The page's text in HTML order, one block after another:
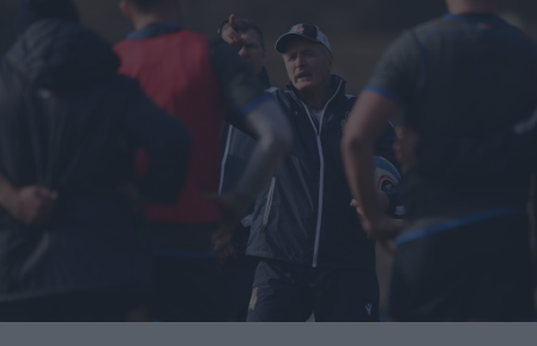
Internazionale
6 Nazioni
United Rugby Championship
Top14
Champions Cup